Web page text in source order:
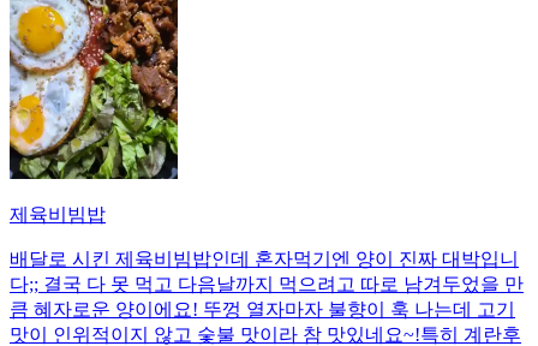
제육비빔밥
배달로 시킨 제육비빔밥인데 혼자먹기엔 양이 진짜 대박입니
다;; 결국 다 못 먹고 다음날까지 먹으려고 따로 남겨두었을 만
큼 혜자로운 양이에요! 뚜껑 열자마자 불향이 훅 나는데 고기
맛이 인위적이지 않고 숯불 맛이라 참 맛있네요~!특히 계란후